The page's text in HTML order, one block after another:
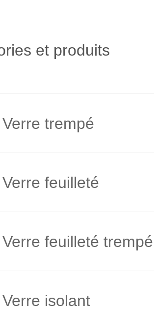
et produits
Verre trempé
Verre feuilleté
Verre feuilleté trempé
Verre isolant